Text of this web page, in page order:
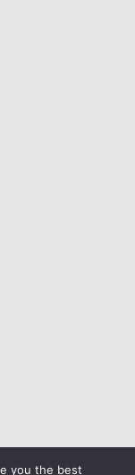
you the best